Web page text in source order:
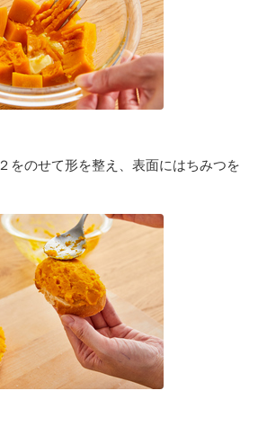
をのせて形を整え、表面にはちみつを